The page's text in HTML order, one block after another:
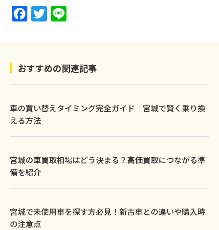
F
a
e
b
o
o
k
T
w
er
おすすめの関連記事
車の買い替えタイミング完全ガイド｜宮城で賢く乗り換
える方法
宮城の車買取相場はどう決まる？高価買取につながる準
備を紹介
宮城で未使用車を探す方必見！新古車との違いや購入時
の注意点